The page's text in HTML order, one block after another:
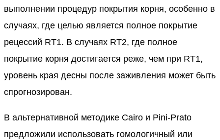
выполнении процедур покрытия корня, особенно в
случаях, где целью является полное покрытие
рецессий RT1. В случаях RT2, где полное
покрытие корня достигается реже, чем при RT1,
уровень края десны после заживления может быть
спрогнозирован.
В альтернативной методике Cairo и Pini-Prato
предложили использовать гомологичный или